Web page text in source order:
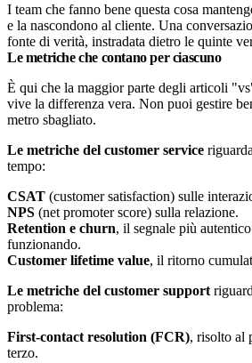
I team che fanno bene questa cosa
e la nascondono al cliente. Una
fonte di verità, instradata dietro le quinte
Le metriche che contano per ciascuno
È qui che la maggior parte degli articoli
vive la differenza vera. Non puoi gestire
metro sbagliato.
Le metriche del customer service
tempo:
CSAT (customer satisfaction) sulle
NPS (net promoter score) sulla relazione.
Retention e churn, il segnale più
funzionando.
Customer lifetime value, il ritorno
Le metriche del customer support
problema:
First-contact resolution (FCR), risolto al
terzo.